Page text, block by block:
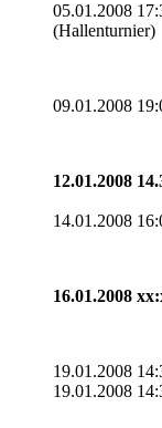
05.01.2008
(Hallenturnier)
09.01.2008
12.01.2008
14.01.2008
16.01.2008
19.01.2008
19.01.2008